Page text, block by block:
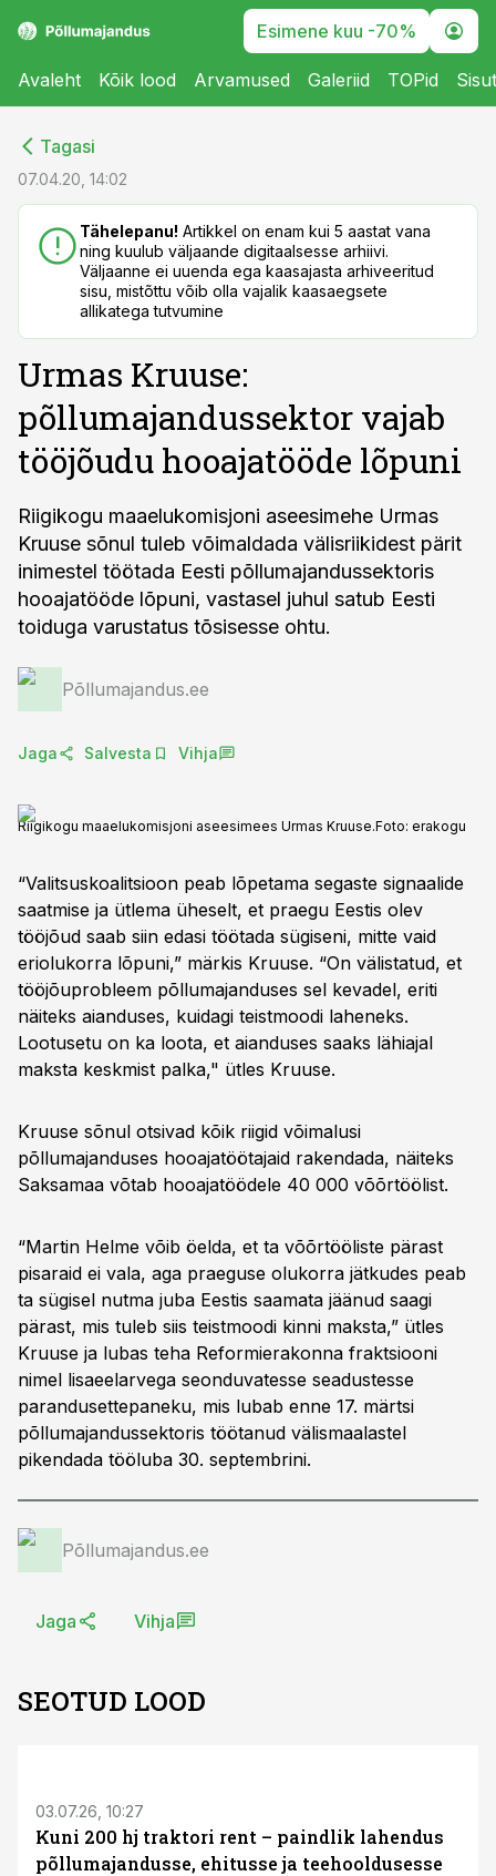
Esimene kuu -70%
Avaleht Kõik lood Arvamused Galeriid TOPid
Tagasi
07.04.20, 14:02
Tähelepanu! Artikkel on enam kui 5 aastat vana
ning kuulub väljaande digitaalsesse arhiivi.
Väljaanne ei uuenda ega kaasajasta arhiveeritud
sisu, mistõttu võib olla vajalik kaasaegsete
allikatega tutvumine
Urmas Kruuse:
põllumajandussektor vajab
tööjõudu hooajatööde lõpuni
Riigikogu maaelukomisjoni aseesimehe Urmas
Kruuse sõnul tuleb võimaldada välisriikidest pärit
inimestel töötada Eesti põllumajandussektoris
hooajatööde lõpuni, vastasel juhul satub Eesti
toiduga varustatus tõsisesse ohtu.
Põllumajandus.ee
Jaga Salvesta Vihja
Riigikogu maaelukomisjoni aseesimees Urmas Kruuse.Foto: erakogu
“Valitsuskoalitsioon peab lõpetama segaste signaalide
saatmise ja ütlema üheselt, et praegu Eestis olev
tööjõud saab siin edasi töötada sügiseni, mitte vaid
eriolukorra lõpuni,” märkis Kruuse. “On välistatud, et
tööjõuprobleem põllumajanduses sel kevadel, eriti
näiteks aianduses, kuidagi teistmoodi laheneks.
Lootusetu on ka loota, et aianduses saaks lähiajal
maksta keskmist palka," ütles Kruuse.
Kruuse sõnul otsivad kõik riigid võimalusi
põllumajanduses hooajatöötajaid rakendada, näiteks
Saksamaa võtab hooajatöödele 40 000 võõrtöölist.
“Martin Helme võib öelda, et ta võõrtööliste pärast
pisaraid ei vala, aga praeguse olukorra jätkudes peab
ta sügisel nutma juba Eestis saamata jäänud saagi
pärast, mis tuleb siis teistmoodi kinni maksta,” ütles
Kruuse ja lubas teha Reformierakonna fraktsiooni
nimel lisaeelarvega seonduvatesse seadustesse
parandusettepaneku, mis lubab enne 17. märtsi
põllumajandussektoris töötanud välismaalastel
pikendada tööluba 30. septembrini.
Põllumajandus.ee
Jaga Vihja
SEOTUD LOOD
03.07.26, 10:27
Kuni 200 hj traktori rent – paindlik lahendus
põllumajandusse, ehitusse ja teehooldusesse